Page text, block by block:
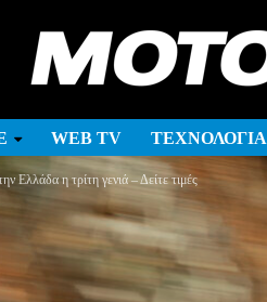
WEB TV ΤΕΧΝΟΛΟΓΙΑ
Ελλάδα η τρίτη γενιά – Δείτε τιμές